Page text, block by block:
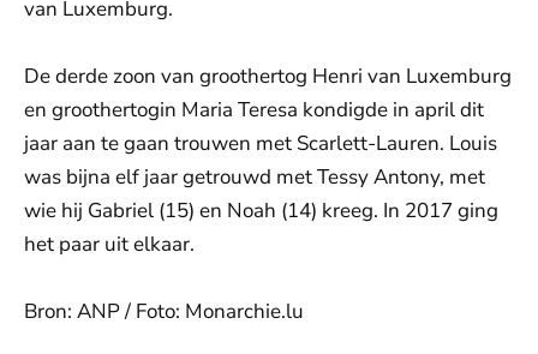
van Luxemburg.
De derde zoon van groothertog Henri van Luxemburg
en groothertogin Maria Teresa kondigde in april dit
jaar aan te gaan trouwen met Scarlett-Lauren. Louis
was bijna elf jaar getrouwd met Tessy Antony, met
wie hij Gabriel (15) en Noah (14) kreeg. In 2017 ging
het paar uit elkaar.
Bron: ANP / Foto: Monarchie.lu